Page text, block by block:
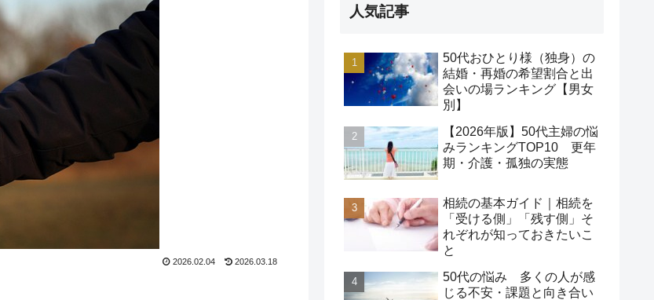
2026.02.04 2026.03.18
人気記事
50代おひとり様（独身）の
結婚・再婚の希望割合と出
会いの場ランキング【男女
別】
【2026年版】50代主婦の悩
みランキングTOP10 更年
期・介護・孤独の実態
相続の基本ガイド｜相続を
「受ける側」「残す側」そ
れぞれが知っておきたいこ
と
50代の悩み 多くの人が感
じる不安・課題と向き合い